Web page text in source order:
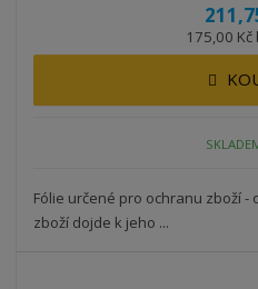
175,00 Kč
Fólie určené pro ochranu zboží
zboží dojde k jeho ...